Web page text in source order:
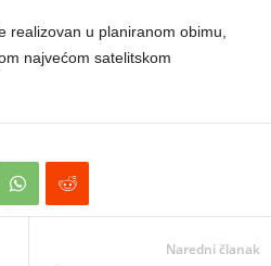
realizovan u planiranom obimu,
najvećom satelitskom
Naredni članak